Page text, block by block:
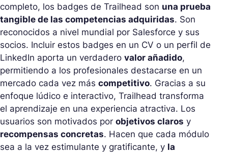
completo, los badges de Trailhead son una prueba
tangible de las competencias adquiridas. Son
reconocidos a nivel mundial por Salesforce y sus
socios. Incluir estos badges en un CV o un perfil de
LinkedIn aporta un verdadero valor añadido,
permitiendo a los profesionales destacarse en un
mercado cada vez más competitivo. Gracias a su
enfoque lúdico e interactivo, Trailhead transforma
el aprendizaje en una experiencia atractiva. Los
usuarios son motivados por objetivos claros y
recompensas concretas. Hacen que cada módulo
sea a la vez estimulante y gratificante, y la